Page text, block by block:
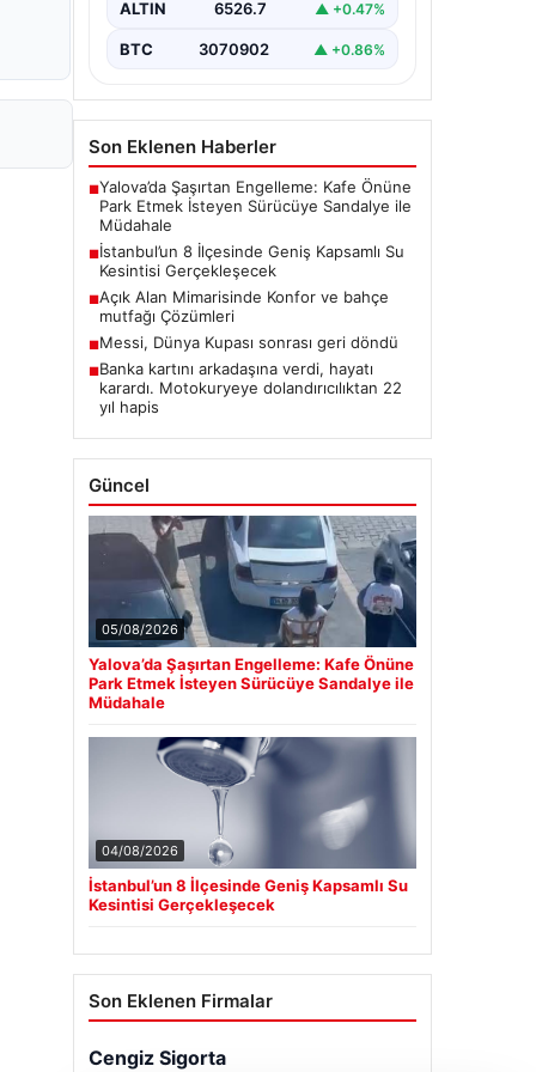
ALTIN 6526.7 ▲ +0.47%
BTC 3070902 ▲ +0.86%
Son Eklenen Haberler
■Yalova’da Şaşırtan Engelleme: Kafe Önüne
Park Etmek İsteyen Sürücüye Sandalye ile
Müdahale
■İstanbul’un 8 İlçesinde Geniş Kapsamlı Su
Kesintisi Gerçekleşecek
■Açık Alan Mimarisinde Konfor ve bahçe
mutfağı Çözümleri
■Messi, Dünya Kupası sonrası geri döndü
■Banka kartını arkadaşına verdi, hayatı
karardı. Motokuryeye dolandırıcılıktan 22
yıl hapis
Güncel
05/08/2026
Yalova’da Şaşırtan Engelleme: Kafe Önüne
Park Etmek İsteyen Sürücüye Sandalye ile
Müdahale
04/08/2026
İstanbul’un 8 İlçesinde Geniş Kapsamlı Su
Kesintisi Gerçekleşecek
Son Eklenen Firmalar
Cengiz Sigorta